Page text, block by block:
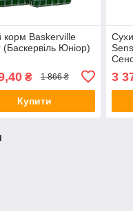
корм Baskerville
Юніор)
₴ 1 866 ₴
Купити
3